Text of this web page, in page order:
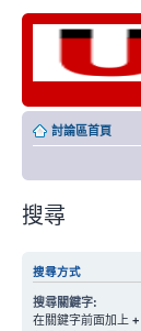
討論區首頁
搜尋
搜尋方式
搜尋關鍵字:
在關鍵字前面加上 +